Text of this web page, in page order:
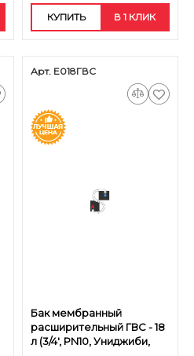
КУПИТЬ В 1 КЛИК
Арт. Е018ГВС
Бак мембранный
расширительный ГВС - 18
л (3/4', PN10, Униджиби,